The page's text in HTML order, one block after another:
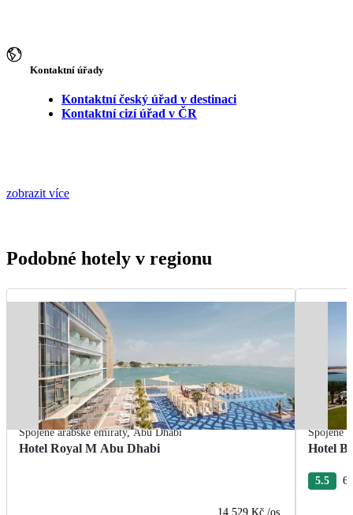
Kontaktní úřady
Kontaktní český úřad v destinaci
Kontaktní cizí úřad v ČR
zobrazit více
Podobné hotely v regionu
Spojené arabské emiráty,Abu Dhabi
Hotel Royal M Abu Dhabi
14 529 Kč /os.
Spojené
Hotel
5.5 6